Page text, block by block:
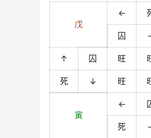
戊
←
囚
↑ 囚 旺
死 ↓ 旺
寅
←
死